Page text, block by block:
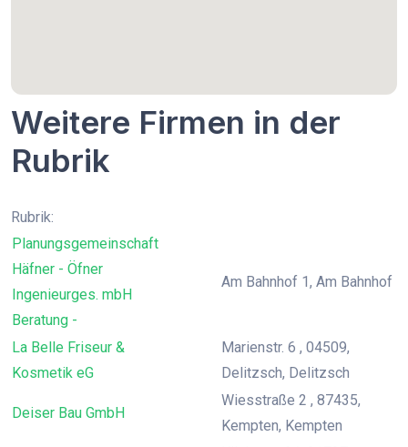
Weitere Firmen in der
Rubrik
Rubrik:
Planungsgemeinschaft
Häfner - Öfner
Ingenieurges. mbH
Beratung -
Am Bahnhof 1, Am Bahnhof
La Belle Friseur &
Kosmetik eG
Marienstr. 6 , 04509,
Delitzsch, Delitzsch
Deiser Bau GmbH
Wiesstraße 2 , 87435,
Kempten, Kempten